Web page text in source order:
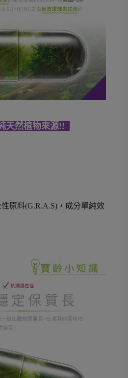
天然植物來源!!
原料(G.R.A.S)，成分單純效